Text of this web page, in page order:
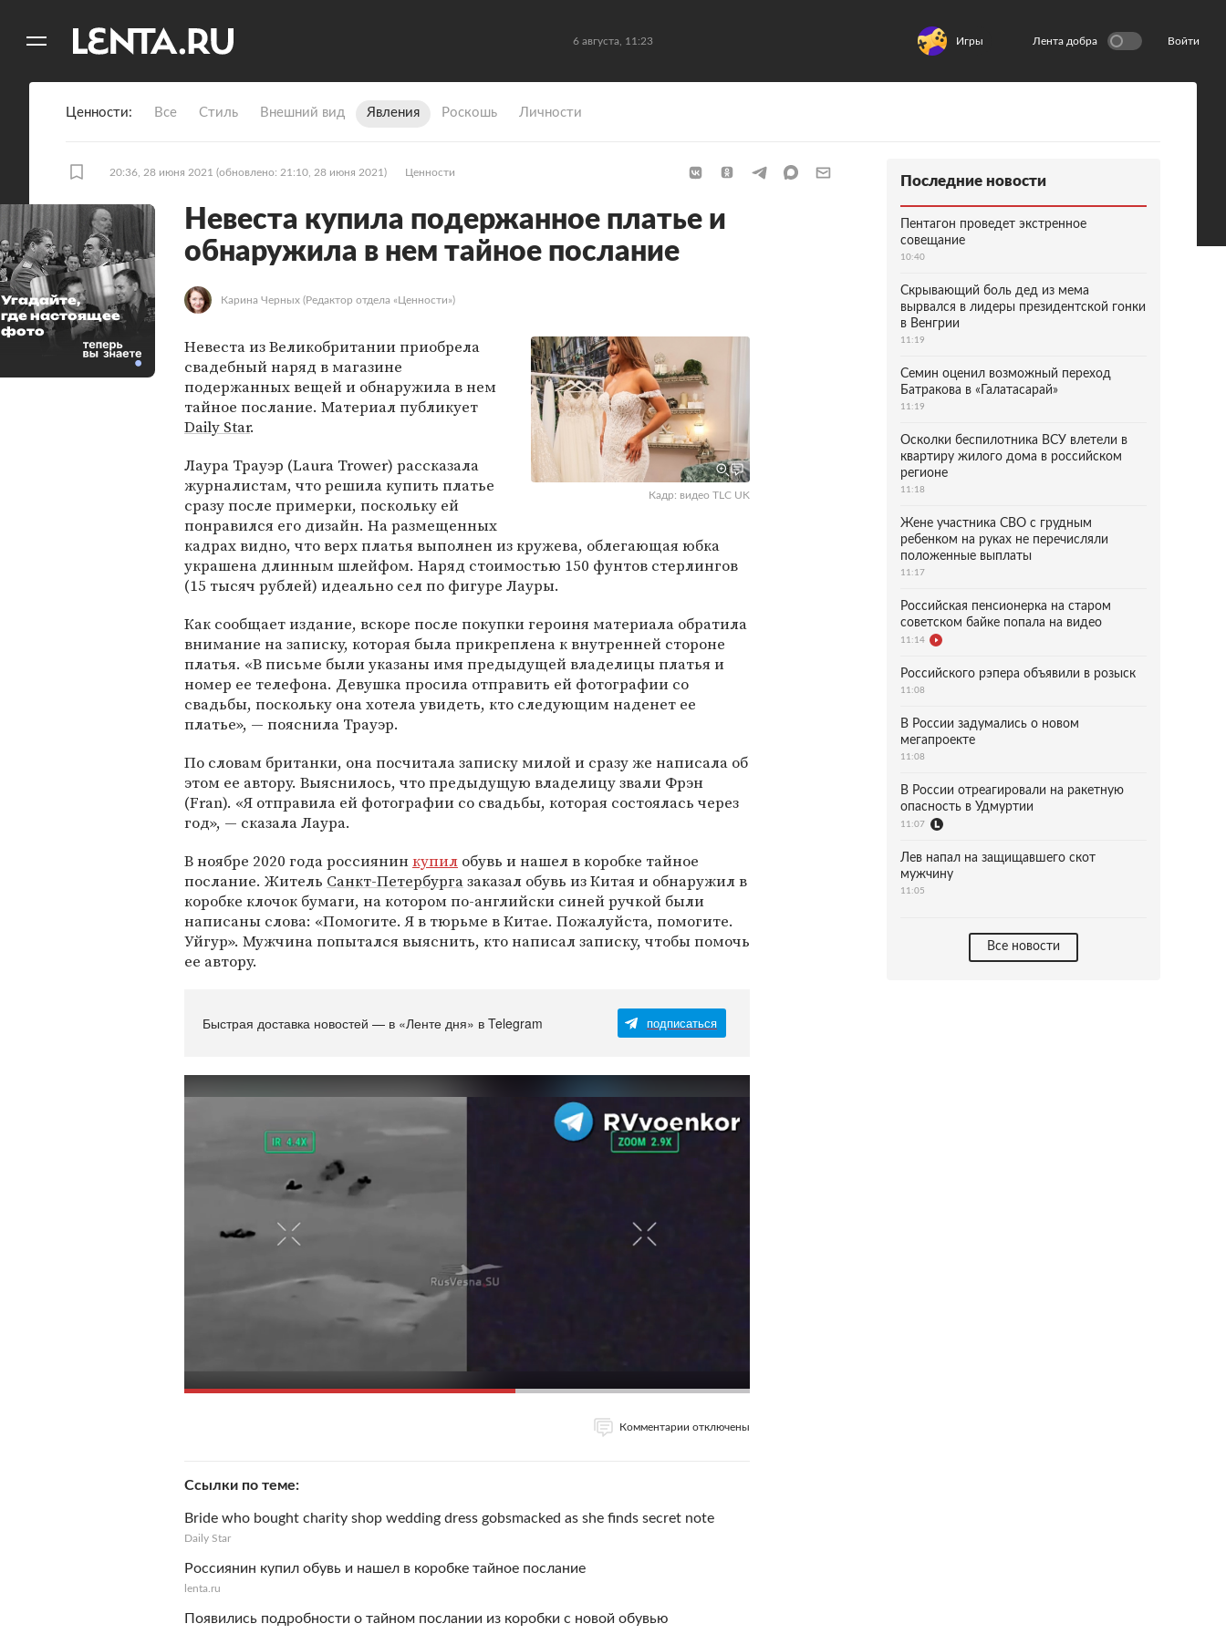
6 августа, 11:23 Игры Лента добра Войти
Ценности Все Стиль Внешний вид Явления Роскошь Личности
20:36, 28 июня 2021 (обновлено: 21:10, 28 июня 2021) Ценности
Невеста купила подержанное платье и
обнаружила в нем тайное послание
Карина Черных (Редактор отдела «Ценности»)
Кадр: видео TLC UK
Невеста из Великобритании приобрела
свадебный наряд в магазине
подержанных вещей и обнаружила в нем
тайное послание. Материал публикует
Daily Star.
Лаура Трауэр (Laura Trower) рассказала
журналистам, что решила купить платье
сразу после примерки, поскольку ей
понравился его дизайн. На размещенных
кадрах видно, что верх платья выполнен из кружева, облегающая юбка
украшена длинным шлейфом. Наряд стоимостью 150 фунтов стерлингов
(15 тысяч рублей) идеально сел по фигуре Лауры.
Как сообщает издание, вскоре после покупки героиня материала обратила
внимание на записку, которая была прикреплена к внутренней стороне
платья. «В письме были указаны имя предыдущей владелицы платья и
номер ее телефона. Девушка просила отправить ей фотографии со
свадьбы, поскольку она хотела увидеть, кто следующим наденет ее
платье», — пояснила Трауэр.
По словам британки, она посчитала записку милой и сразу же написала об
этом ее автору. Выяснилось, что предыдущую владелицу звали Фрэн
(Fran). «Я отправила ей фотографии со свадьбы, которая состоялась через
год», — сказала Лаура.
В ноябре 2020 года россиянинкупил обувь и нашел в коробке тайное
послание. Житель Санкт-Петербургазаказал обувь из Китая и обнаружил в
коробке клочок бумаги, на котором по-английски синей ручкой были
написаны слова: «Помогите. Я в тюрьме в Китае. Пожалуйста, помогите.
Уйгур». Мужчина попытался выяснить, кто написал записку, чтобы помочь
ее автору.
Быстрая доставка новостей — в «Ленте дня» в Telegram подписаться
Комментарии отключены
Ссылки по теме
Bride who bought charity shop wedding dress gobsmacked as she finds secret note
Daily Star
Россиянин купил обувь и нашел в коробке тайное послание
lenta.ru
Появились подробности о тайном послании из коробки с новой обувью
Угадайте,
где настоящее
фото
Последние новости
Пентагон проведет экстренное
совещание
10:40
Скрывающий боль дед из мема
вырвался в лидеры президентской гонки
в Венгрии
11:19
Семин оценил возможный переход
Батракова в «Галатасарай»
11:19
Осколки беспилотника ВСУ влетели в
квартиру жилого дома в российском
регионе
11:18
Жене участника СВО с грудным
ребенком на руках не перечисляли
положенные выплаты
11:17
Российская пенсионерка на старом
советском байке попала на видео
11:14
Российского рэпера объявили в розыск
11:08
В России задумались о новом
мегапроекте
11:08
В России отреагировали на ракетную
опасность в Удмуртии
11:07
Лев напал на защищавшего скот
мужчину
11:05
Все новости